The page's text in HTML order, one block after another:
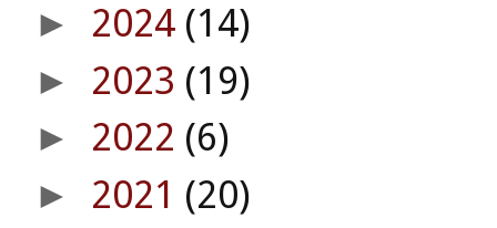
► 2024 (14)
► 2023 (19)
► 2022 (6)
► 2021 (20)